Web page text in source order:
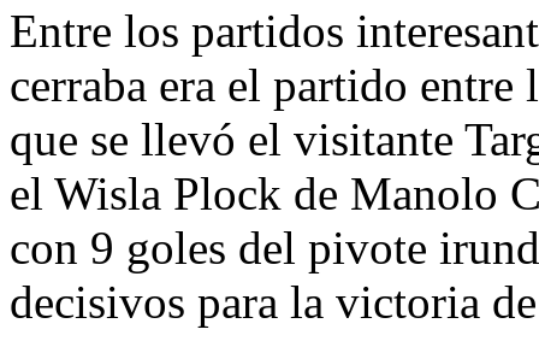
Entre los partidos
cerraba era el partido entre
que se llevó el visitante
el Wisla Plock de Manolo
con 9 goles del pivote
decisivos para la victoria